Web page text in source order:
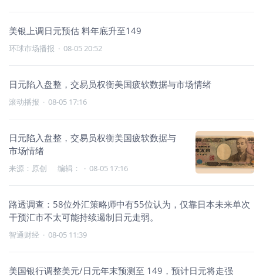
美银上调日元预估 料年底升至149
环球市场播报 · 08-05 20:52
日元陷入盘整，交易员权衡美国疲软数据与市场情绪
滚动播报 · 08-05 17:16
日元陷入盘整，交易员权衡美国疲软数据与
市场情绪
来源：原创 编辑： · 08-05 17:16
路透调查：58位外汇策略师中有55位认为，仅靠日本未来单次
干预汇市不太可能持续遏制日元走弱。
智通财经 · 08-05 11:39
美国银行调整美元/日元年末预测至 149，预计日元将走强